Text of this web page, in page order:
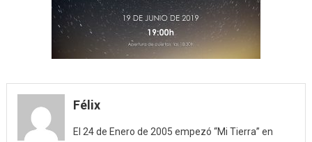
Félix
El 24 de Enero de 2005 empezó “Mi Tierra” en